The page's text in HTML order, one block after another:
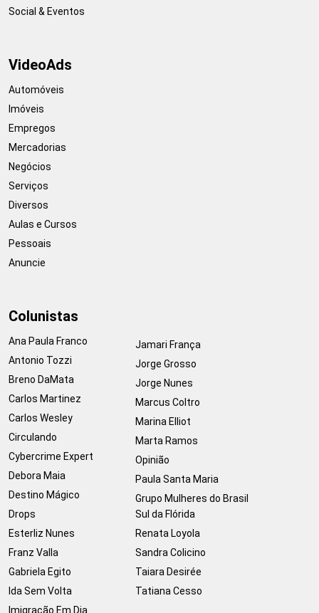
Social & Eventos
VideoAds
Automóveis
Imóveis
Empregos
Mercadorias
Negócios
Serviços
Diversos
Aulas e Cursos
Pessoais
Anuncie
Colunistas
Ana Paula Franco
Antonio Tozzi
Breno DaMata
Carlos Martinez
Carlos Wesley
Circulando
Cybercrime Expert
Debora Maia
Destino Mágico
Drops
Esterliz Nunes
Franz Valla
Gabriela Egito
Ida Sem Volta
Imigração Em Dia
Jamari França
Jorge Grosso
Jorge Nunes
Marcus Coltro
Marina Elliot
Marta Ramos
Opinião
Paula Santa Maria
Grupo Mulheres do Brasil
Sul da Flórida
Renata Loyola
Sandra Colicino
Taiara Desirée
Tatiana Cesso